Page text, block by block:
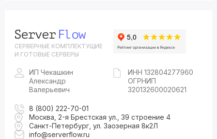
СЕРВЕРНЫЕ КОМПЛЕКТУЩИЕ
И ГОТОВЫЕ СЕРВЕРЫ
ИП Чекашкин
Александр
Валерьевич
ИНН 132804277960
ОГРНИП
320132600020621
8 (800) 222-70-01
Москва, 2-я Брестская ул., 39 строение 4
Санкт-Петербург, ул. Заозерная 8к2Л
info@serverflow.ru